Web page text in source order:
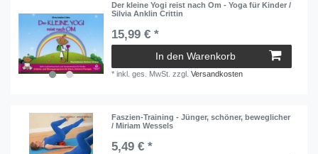
Der kleine Yogi reist nach Om - Yoga für Kinder /
Silvia Anklin Crittin
15,99 € *
In den Warenkorb
*inkl. ges. MwSt. zzgl.Versandkosten
Faszien-Training - Jünger, schöner, beweglicher
/ Miriam Wessels
5,49 € *